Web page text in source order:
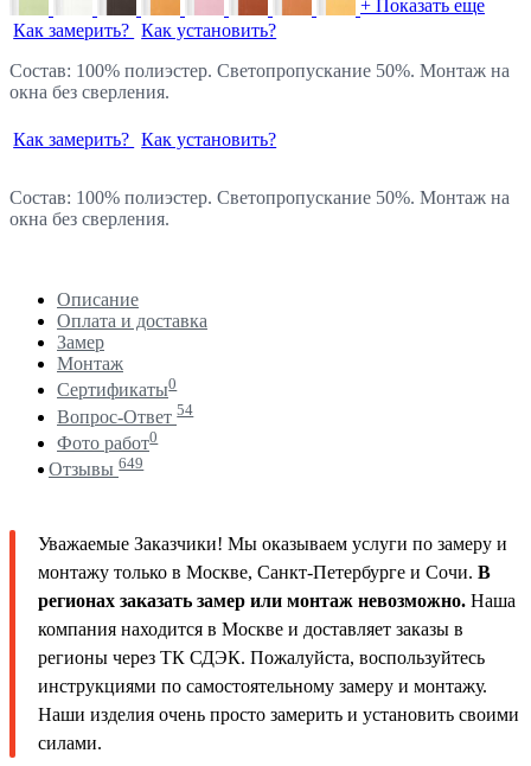
+ Показать еще
Как замерить? Как установить?
Состав: 100% полиэстер. Светопропускание 50%. Монтаж на
окна без сверления.
Как замерить? Как установить?
Состав: 100% полиэстер. Светопропускание 50%. Монтаж на
окна без сверления.
Описание
Оплата и доставка
Замер
Монтаж
Сертификаты0
Вопрос-Ответ 54
Фото работ0
Отзывы 649
Уважаемые Заказчики! Мы оказываем услуги по замеру и
монтажу только в Москве, Санкт-Петербурге и Сочи. В
регионах заказать замер или монтаж невозможно. Наша
компания находится в Москве и доставляет заказы в
регионы через ТК СДЭК. Пожалуйста, воспользуйтесь
инструкциями по самостоятельному замеру и монтажу.
Наши изделия очень просто замерить и установить своими
силами.